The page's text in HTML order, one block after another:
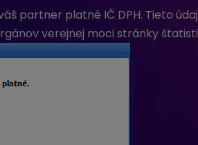
partner platné IČ DPH. Tieto
verejnej moci stránky